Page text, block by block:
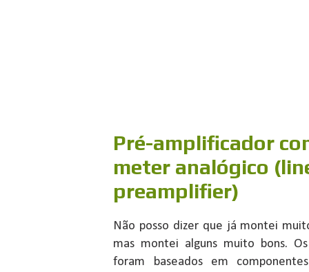
Pré-amplificador
meter analógico
preamplifier)
Não posso dizer que já montei
mas montei alguns muito bons.
foram baseados em